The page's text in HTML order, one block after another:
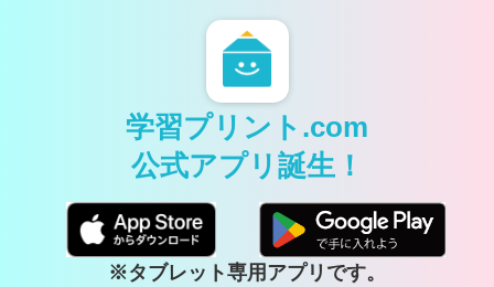
学習プリント.com
公式アプリ誕生！
※タブレット専用アプリです。